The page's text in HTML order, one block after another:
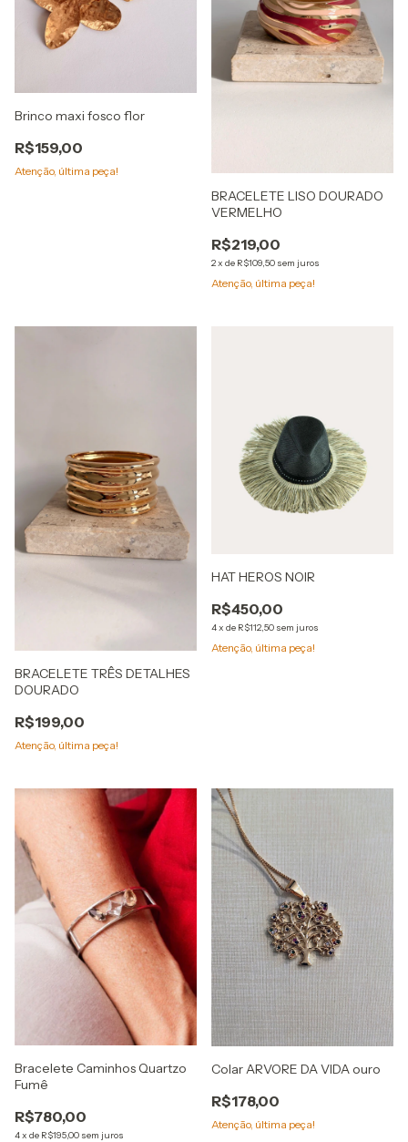
Brinco maxi fosco flor
R$159,00
Atenção, última peça!
BRACELETE LISO DOURADO
VERMELHO
R$219,00
2x de R$109,50 sem juros
Atenção, última peça!
BRACELETE TRÊS DETALHES
DOURADO
R$199,00
Atenção, última peça!
HAT HEROS NOIR
R$450,00
4x de R$112,50 sem juros
Atenção, última peça!
Bracelete Caminhos Quartzo
Fumê
R$780,00
4x de R$195,00 sem juros
Colar ARVORE DA VIDA ouro
R$178,00
Atenção, última peça!